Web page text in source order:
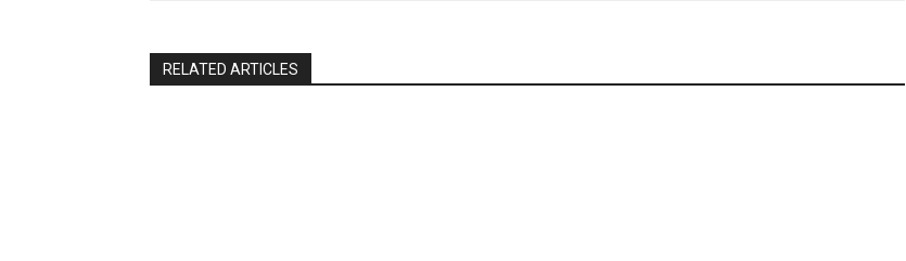
RELATED ARTICLES